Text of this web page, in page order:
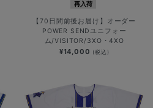
再入荷
【70日間前後お届け】オーダー
POWER SENDユニフォー
ム/VISITOR/3XO・4XO
¥14,000 (税込)